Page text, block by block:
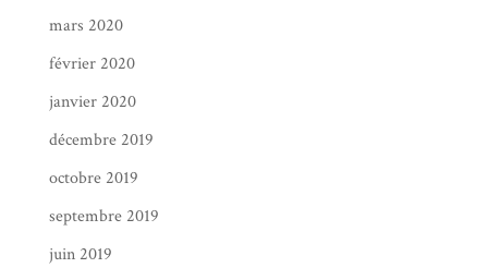
mars 2020
février 2020
janvier 2020
décembre 2019
octobre 2019
septembre 2019
juin 2019